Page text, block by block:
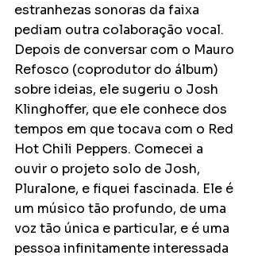
estranhezas sonoras da faixa
pediam outra colaboração vocal.
Depois de conversar com o Mauro
Refosco (coprodutor do álbum)
sobre ideias, ele sugeriu o Josh
Klinghoffer, que ele conhece dos
tempos em que tocava com o Red
Hot Chili Peppers. Comecei a
ouvir o projeto solo de Josh,
Pluralone, e fiquei fascinada. Ele é
um músico tão profundo, de uma
voz tão única e particular, e é uma
pessoa infinitamente interessada